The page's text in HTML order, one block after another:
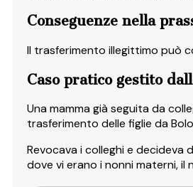
Conseguenze nella
Il trasferimento illegittimo può
Caso pratico gestito
Una mamma già seguita da
trasferimento delle figlie da
Revocava i colleghi e decideva
dove vi erano i nonni materni,